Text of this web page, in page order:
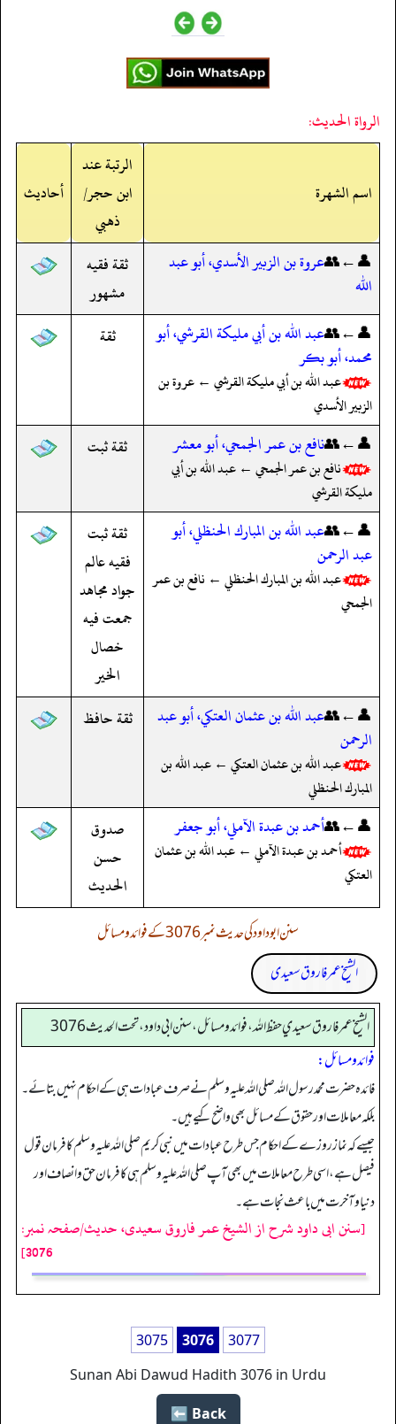
الرواة الحديث:
اسم الشهرة
الرتبة عند
ابن حجر/
ذهبي
أحاديث
👤←👥عروة بن الزبير الأسدي، أبو عبد
الله
ثقة فقيه
مشهور
👤←👥عبد الله بن أبي مليكة القرشي، أبو
محمد، أبو بكر
عبد الله بن أبي مليكة القرشي ← عروة بن
الزبير الأسدي
ثقة
👤←👥نافع بن عمر الجمحي، أبو معشر
نافع بن عمر الجمحي ← عبد الله بن أبي
مليكة القرشي
ثقة ثبت
👤←👥عبد الله بن المبارك الحنظلي، أبو
عبد الرحمن
عبد الله بن المبارك الحنظلي ← نافع بن عمر
الجمحي
ثقة ثبت
فقيه عالم
جواد مجاهد
جمعت فيه
خصال
الخير
👤←👥عبد الله بن عثمان العتكي، أبو عبد
الرحمن
عبد الله بن عثمان العتكي ← عبد الله بن
المبارك الحنظلي
ثقة حافظ
👤←👥أحمد بن عبدة الآملي، أبو جعفر
أحمد بن عبدة الآملي ← عبد الله بن عثمان
العتكي
صدوق
حسن
الحديث
سنن ابوداود کی حدیث نمبر 3076 کے فوائد و مسائل
الشیخ عمر فاروق سعیدی
الشيخ عمر فاروق سعيدي حفظ الله، فوائد و مسائل، سنن ابي داود ، تحت الحديث 3076
فوائد ومسائل:
فائدہ حضرت محمد رسول اللہ صلی اللہ علیہ وسلم نے صرف عبادات ہی کے احکام نہیں بتائے۔
بلکہ معاملات اور حقوق کے مسائل بھی واضح کیے ہیں۔
جیسے کہ نماز روزے کے احکام جس طرح عبادات میں نبی کریم صلی اللہ علیہ وسلم کا فرمان قول
فیصل ہے، اسی طرح معاملات میں بھی آپ صلی اللہ علیہ وسلم ہی کا فرمان حق وانصاف اور
دنیا و آخرت میں باعث نجات ہے۔
[سنن ابی داود شرح از الشیخ عمر فاروق سعیدی، حدیث/صفحہ نمبر:
3076]
3075 3076
3077
Sunan Abi Dawud Hadith 3076 in Urdu
Back ⬅️